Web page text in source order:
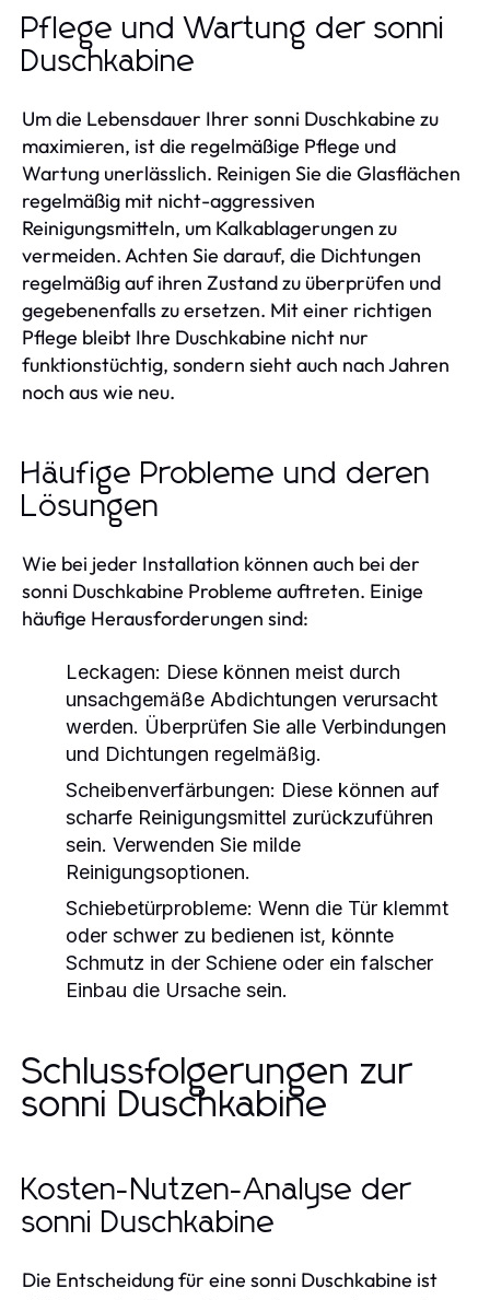
Pflege und Wartung der sonni
Duschkabine
Um die Lebensdauer Ihrer sonni Duschkabine zu
maximieren, ist die regelmäßige Pflege und
Wartung unerlässlich. Reinigen Sie die Glasflächen
regelmäßig mit nicht-aggressiven
Reinigungsmitteln, um Kalkablagerungen zu
vermeiden. Achten Sie darauf, die Dichtungen
regelmäßig auf ihren Zustand zu überprüfen und
gegebenenfalls zu ersetzen. Mit einer richtigen
Pflege bleibt Ihre Duschkabine nicht nur
funktionstüchtig, sondern sieht auch nach Jahren
noch aus wie neu.
Häufige Probleme und deren
Lösungen
Wie bei jeder Installation können auch bei der
sonni Duschkabine Probleme auftreten. Einige
häufige Herausforderungen sind:
Leckagen: Diese können meist durch
unsachgemäße Abdichtungen verursacht
werden. Überprüfen Sie alle Verbindungen
und Dichtungen regelmäßig.
Scheibenverfärbungen: Diese können auf
scharfe Reinigungsmittel zurückzuführen
sein. Verwenden Sie milde
Reinigungsoptionen.
Schiebetürprobleme: Wenn die Tür klemmt
oder schwer zu bedienen ist, könnte
Schmutz in der Schiene oder ein falscher
Einbau die Ursache sein.
Schlussfolgerungen zur
sonni Duschkabine
Kosten-Nutzen-Analyse der
sonni Duschkabine
Die Entscheidung für eine sonni Duschkabine ist